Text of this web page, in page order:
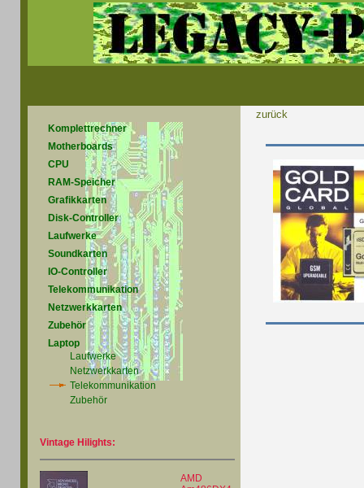
Komplettrechner
Motherboards
CPU
RAM-Speicher
Grafikkarten
Disk-Controller
Laufwerke
Soundkarten
IO-Controller
Telekommunikation
Netzwerkkarten
Zubehör
Laptop
Laufwerke
Netzwerkkarten
Telekommunikation
Zubehör
Vintage Hilights:
AMD
zurück